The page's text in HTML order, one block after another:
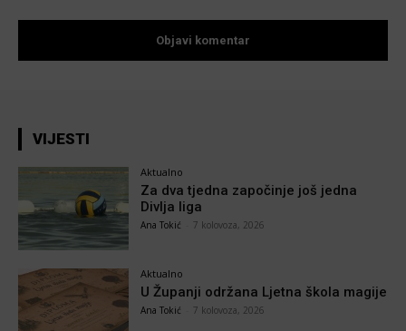
VIJESTI
Aktualno
Za dva tjedna započinje još jedna
Divlja liga
Ana Tokić 7 kolovoza, 2026
Aktualno
U Županji održana Ljetna škola magije
Ana Tokić 7 kolovoza, 2026